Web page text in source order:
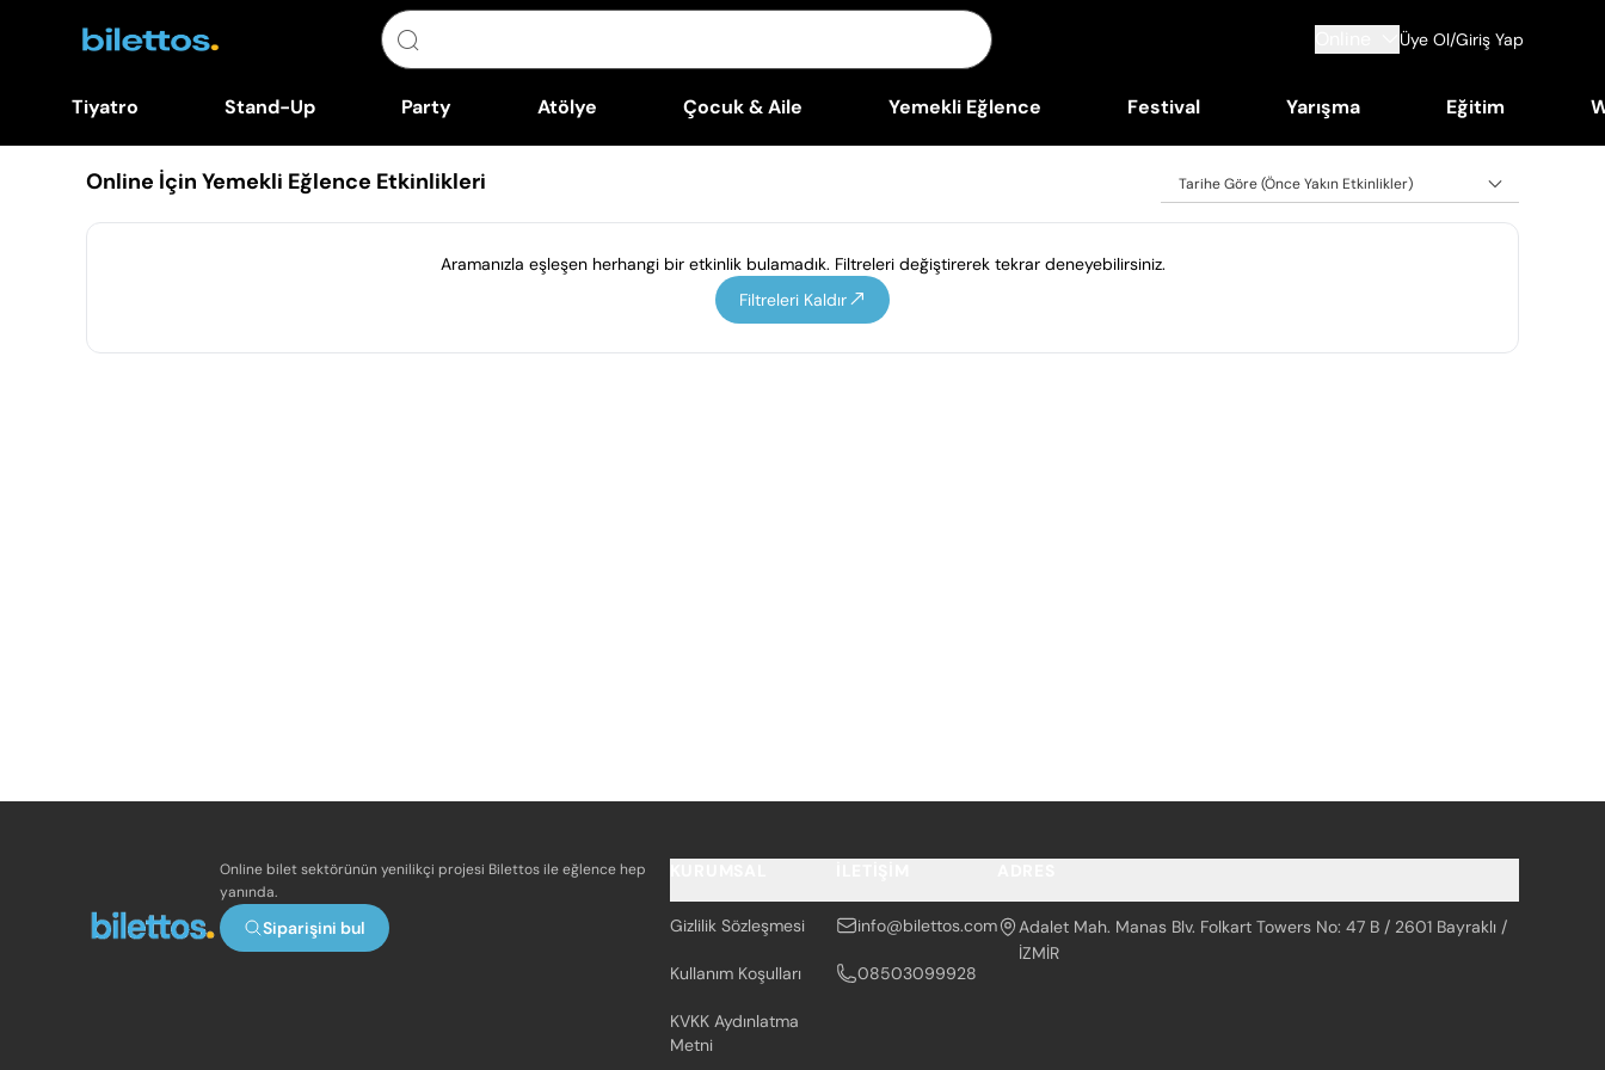
Üye Ol/Giriş Yap
Tiyatro Stand-Up Party Atölye Çocuk & Aile Yemekli Eğlence Festival Yarışma Eğitim
Online İçin Yemekli Eğlence Etkinlikleri Tarihe Göre (Önce Yakın Etkinlikler)
Aramanızla eşleşen herhangi bir etkinlik bulamadık. Filtreleri değiştirerek tekrar deneyebilirsiniz.
Filtreleri Kaldır
Online bilet sektörünün yenilikçi projesi Bilettos ile eğlence hep
yanında.
Siparişini bul Gizlilik Sözleşmesi
Kullanım Koşulları
KVKK Aydınlatma
Metni
info@bilettos.com
08503099928
Adalet Mah. Manas Blv. Folkart Towers No: 47 B / 2601 Bayraklı /
İZMİR